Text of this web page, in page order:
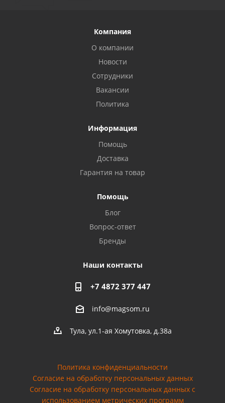
Компания
О компании
Новости
Сотрудники
Вакансии
Политика
Информация
Помощь
Доставка
Гарантия на товар
Помощь
Блог
Вопрос-ответ
Бренды
Наши контакты
+7 4872 377 447
info@magsom.ru
Тула, ул.1-ая Хомутовка, д.38а
Политика конфиденциальности
Согласие на обработку персональных данных
Cогласие на обработку персональных данных с
использованием метрических программ